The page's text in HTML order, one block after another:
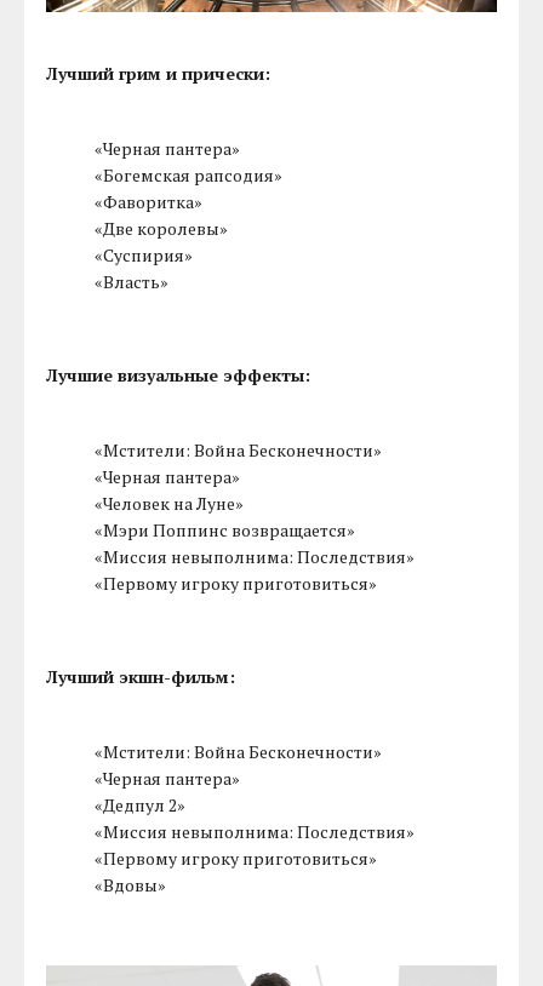
Лучший грим и прически:
«Черная пантера»
«Богемская рапсодия»
«Фаворитка»
«Две королевы»
«Суспирия»
«Власть»
Лучшие визуальные эффекты:
«Мстители: Война Бесконечности»
«Черная пантера»
«Человек на Луне»
«Мэри Поппинс возвращается»
«Миссия невыполнима: Последствия»
«Первому игроку приготовиться»
Лучший экшн-фильм:
«Мстители: Война Бесконечности»
«Черная пантера»
«Дедпул 2»
«Миссия невыполнима: Последствия»
«Первому игроку приготовиться»
«Вдовы»